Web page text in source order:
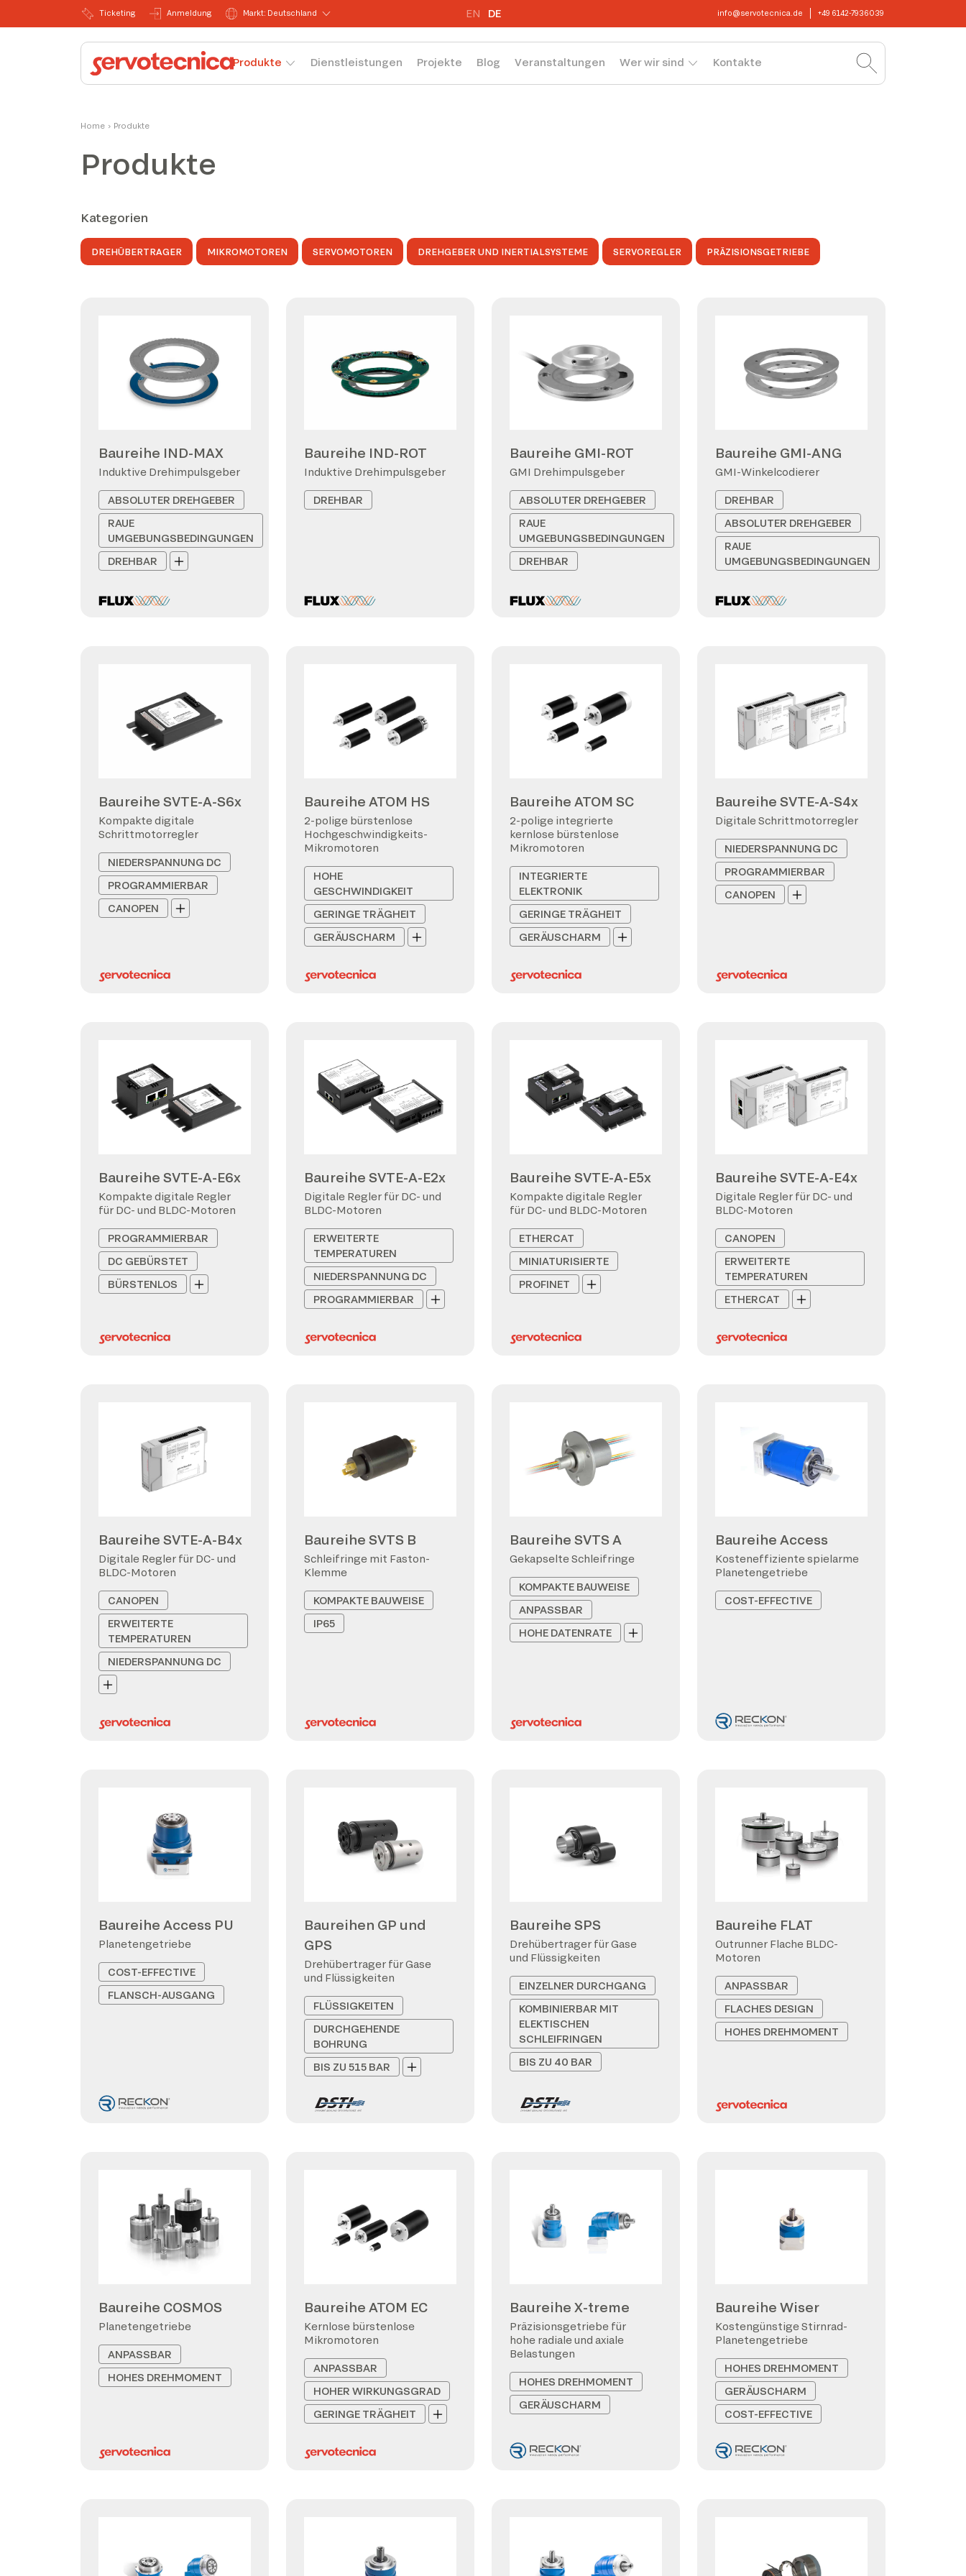
Ticketing Anmeldung Markt: Deutschland EN DE info@servotecnica.de +49 6142-7936039
Produkte Dienstleistungen Projekte Blog Veranstaltungen Wer wir sind Kontakte
Home › Produkte
Produkte
Kategorien
DREHÜBERTRAGER MIKROMOTOREN SERVOMOTOREN DREHGEBER UND INERTIALSYSTEME SERVOREGLER PRÄZISIONSGETRIEBE
Baureihe IND-MAX
Induktive Drehimpulsgeber
ABSOLUTER DREHGEBER
RAUE
UMGEBUNGSBEDINGUNGEN
DREHBAR
Baureihe IND-ROT
Induktive Drehimpulsgeber
DREHBAR
Baureihe GMI-ROT
GMI Drehimpulsgeber
ABSOLUTER DREHGEBER
RAUE
UMGEBUNGSBEDINGUNGEN
DREHBAR
Baureihe GMI-ANG
GMI-Winkelcodierer
DREHBAR
ABSOLUTER DREHGEBER
RAUE
UMGEBUNGSBEDINGUNGEN
Baureihe SVTE-A-S6x
Kompakte digitale
Schrittmotorregler
NIEDERSPANNUNG DC
PROGRAMMIERBAR
CANOPEN
Baureihe ATOM HS
2-polige bürstenlose
Hochgeschwindigkeits-
Mikromotoren
HOHE
GESCHWINDIGKEIT
GERINGE TRÄGHEIT
GERÄUSCHARM
Baureihe ATOM SC
2-polige integrierte
kernlose bürstenlose
Mikromotoren
INTEGRIERTE
ELEKTRONIK
GERINGE TRÄGHEIT
GERÄUSCHARM
Baureihe SVTE-A-S4x
Digitale Schrittmotorregler
NIEDERSPANNUNG DC
PROGRAMMIERBAR
CANOPEN
Baureihe SVTE-A-E6x
Kompakte digitale Regler
für DC- und BLDC-Motoren
PROGRAMMIERBAR
DC GEBÜRSTET
BÜRSTENLOS
Baureihe SVTE-A-E2x
Digitale Regler für DC- und
BLDC-Motoren
ERWEITERTE
TEMPERATUREN
NIEDERSPANNUNG DC
PROGRAMMIERBAR
Baureihe SVTE-A-E5x
Kompakte digitale Regler
für DC- und BLDC-Motoren
ETHERCAT
MINIATURISIERTE
PROFINET
Baureihe SVTE-A-E4x
Digitale Regler für DC- und
BLDC-Motoren
CANOPEN
ERWEITERTE
TEMPERATUREN
ETHERCAT
Baureihe SVTE-A-B4x
Digitale Regler für DC- und
BLDC-Motoren
CANOPEN
ERWEITERTE
TEMPERATUREN
NIEDERSPANNUNG DC
Baureihe SVTS B
Schleifringe mit Faston-
Klemme
KOMPAKTE BAUWEISE
IP65
Baureihe SVTS A
Gekapselte Schleifringe
KOMPAKTE BAUWEISE
ANPASSBAR
HOHE DATENRATE
Baureihe Access
Kosteneffiziente spielarme
Planetengetriebe
COST-EFFECTIVE
Baureihe Access PU
Planetengetriebe
COST-EFFECTIVE
FLANSCH-AUSGANG
Baureihen GP und
GPS
Drehübertrager für Gase
und Flüssigkeiten
FLÜSSIGKEITEN
DURCHGEHENDE
BOHRUNG
BIS ZU 515 BAR
Baureihe SPS
Drehübertrager für Gase
und Flüssigkeiten
EINZELNER DURCHGANG
KOMBINIERBAR MIT
ELEKTISCHEN
SCHLEIFRINGEN
BIS ZU 40 BAR
Baureihe FLAT
Outrunner Flache BLDC-
Motoren
ANPASSBAR
FLACHES DESIGN
HOHES DREHMOMENT
Baureihe COSMOS
Planetengetriebe
ANPASSBAR
HOHES DREHMOMENT
Baureihe ATOM EC
Kernlose bürstenlose
Mikromotoren
ANPASSBAR
HOHER WIRKUNGSGRAD
GERINGE TRÄGHEIT
Baureihe X-treme
Präzisionsgetriebe für
hohe radiale und axiale
Belastungen
HOHES DREHMOMENT
GERÄUSCHARM
Baureihe Wiser
Kostengünstige Stirnrad-
Planetengetriebe
HOHES DREHMOMENT
GERÄUSCHARM
COST-EFFECTIVE